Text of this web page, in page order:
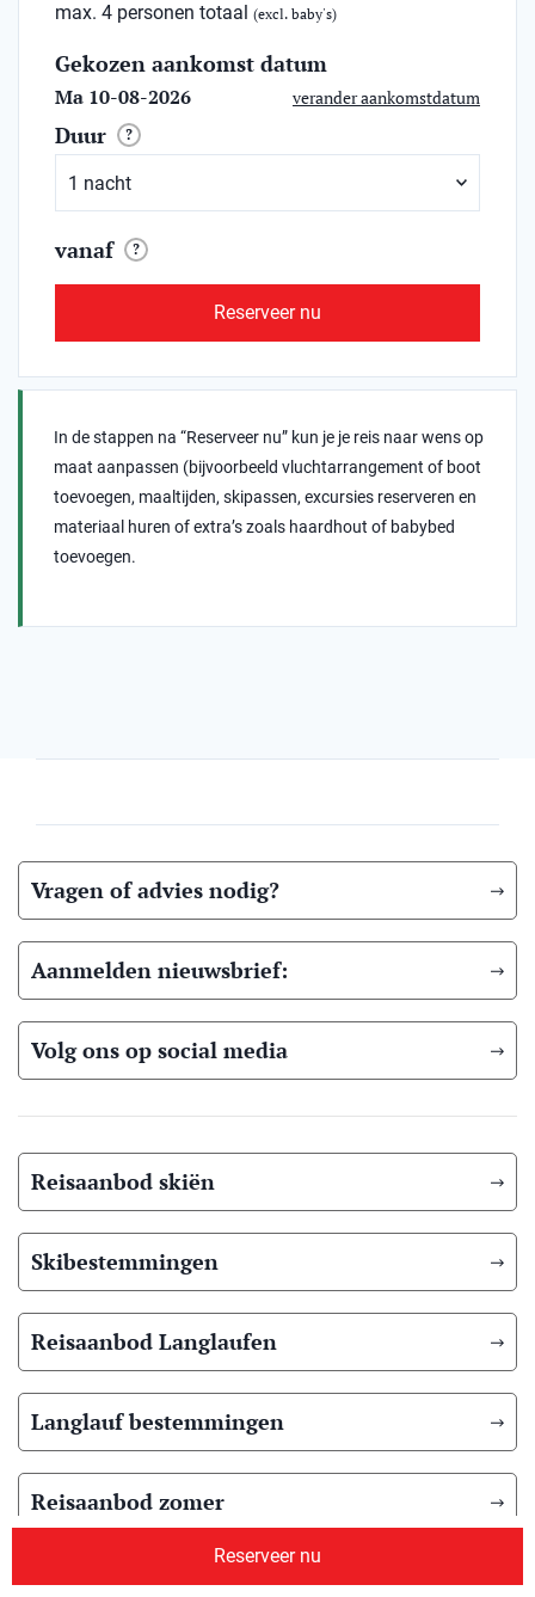
max. 4 personen totaal (excl. baby's)
Gekozen aankomst datum
Ma 10-08-2026 verander aankomstdatum
Duur ?
vanaf ?
Reserveer nu
In de stappen na “Reserveer nu” kun je je reis naar wens op
maat aanpassen (bijvoorbeeld vluchtarrangement of boot
toevoegen, maaltijden, skipassen, excursies reserveren en
materiaal huren of extra’s zoals haardhout of babybed
toevoegen.
Reserveer nu
Vragen of advies nodig?
Aanmelden nieuwsbrief:
Volg ons op social media
Reisaanbod skiën
Skibestemmingen
Reisaanbod Langlaufen
Langlauf bestemmingen
Reisaanbod zomer
Overig reisaanbod